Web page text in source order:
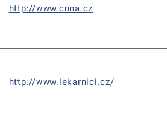
http://www.cnna.cz
http://www.lekarnici.cz/